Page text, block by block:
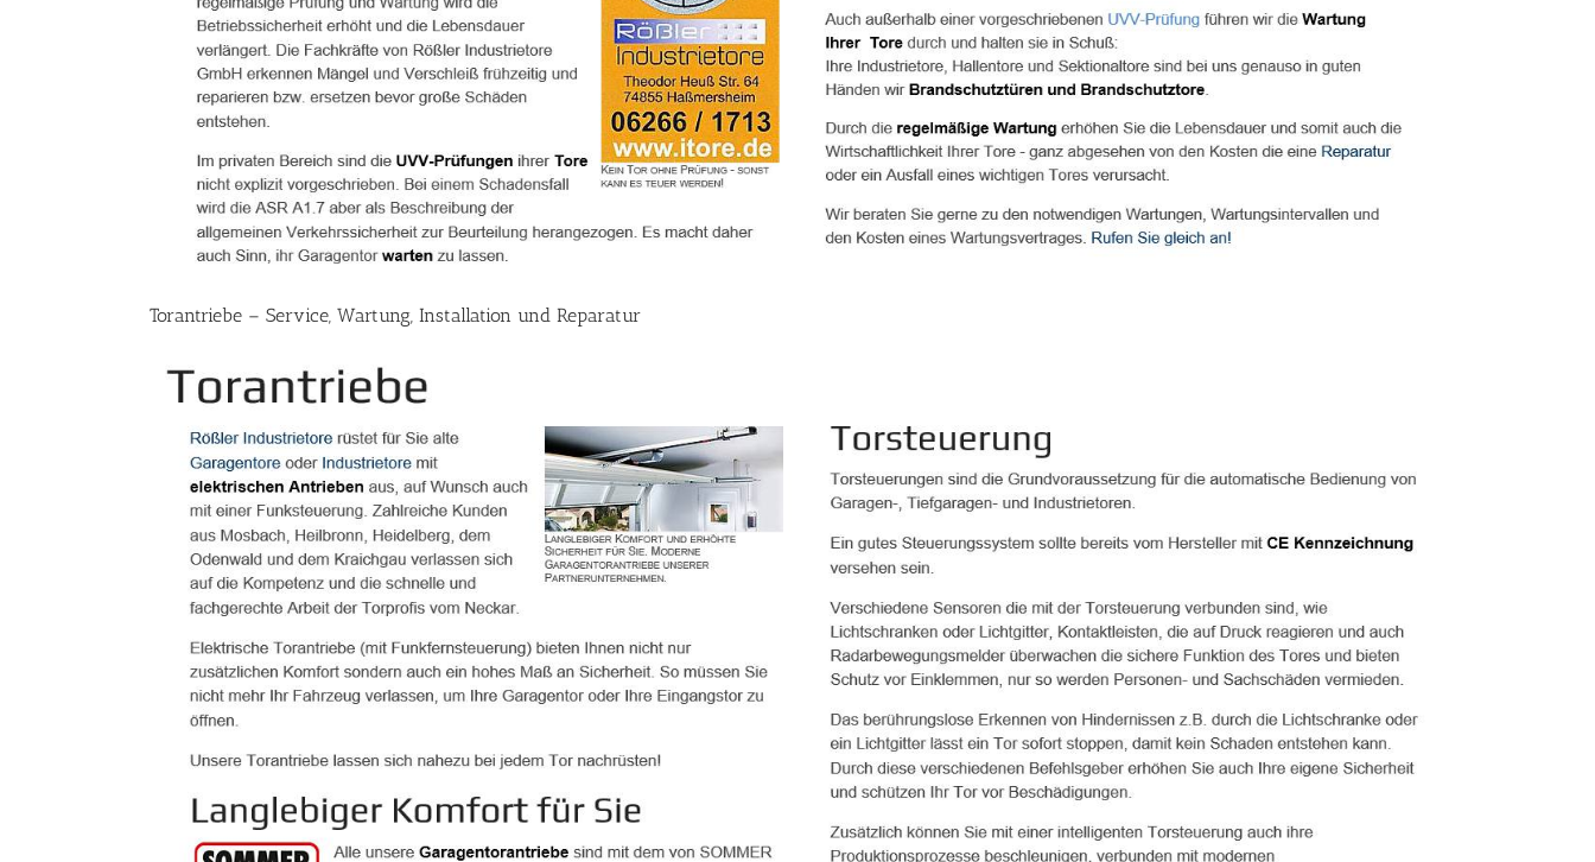
Torantriebe – Service, Wartung, Installation und Reparatur